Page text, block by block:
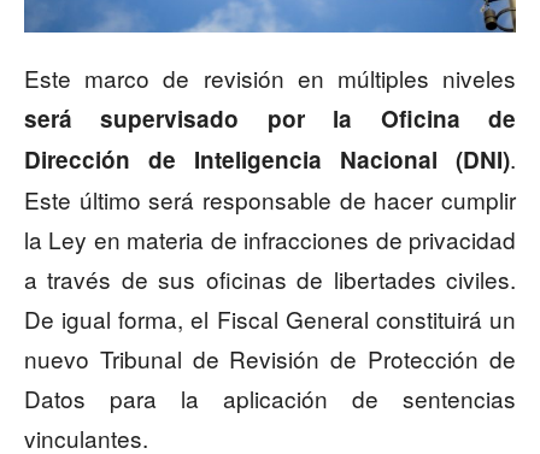
Este marco de revisión en múltiples niveles
será supervisado por la Oficina de
Dirección de Inteligencia Nacional (DNI).
Este último será responsable de hacer cumplir
la Ley en materia de infracciones de privacidad
a través de sus oficinas de libertades civiles.
De igual forma, el Fiscal General constituirá un
nuevo Tribunal de Revisión de Protección de
Datos para la aplicación de sentencias
vinculantes.